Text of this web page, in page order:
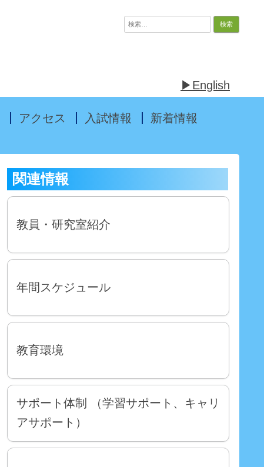
検
索:
▶English
アクセス 入試情報 新着情報
関連情報
教員・研究室紹介
年間スケジュール
教育環境
サポート体制 （学習サポート、キャリ
アサポート）